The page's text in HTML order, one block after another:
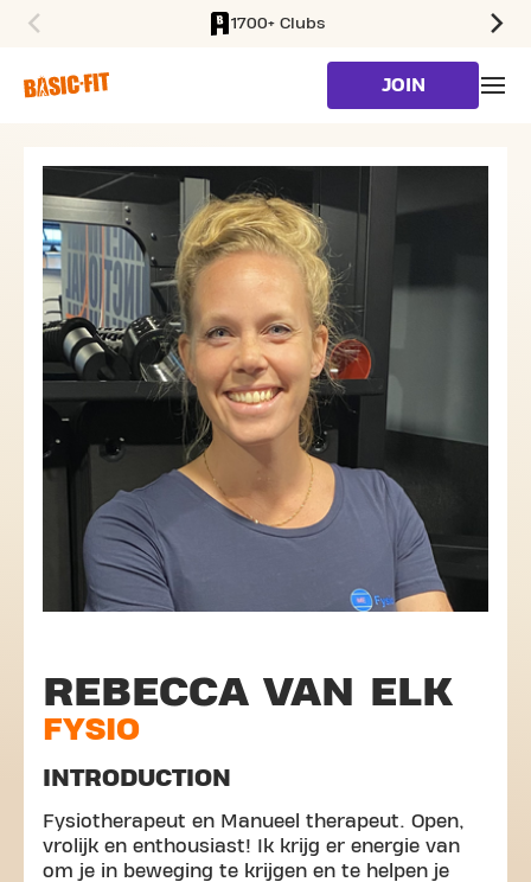
1700+ Clubs
JOIN
REBECCA VAN ELK
FYSIO
INTRODUCTION
Fysiotherapeut en Manueel therapeut. Open,
vrolijk en enthousiast! Ik krijg er energie van
om je in beweging te krijgen en te helpen je